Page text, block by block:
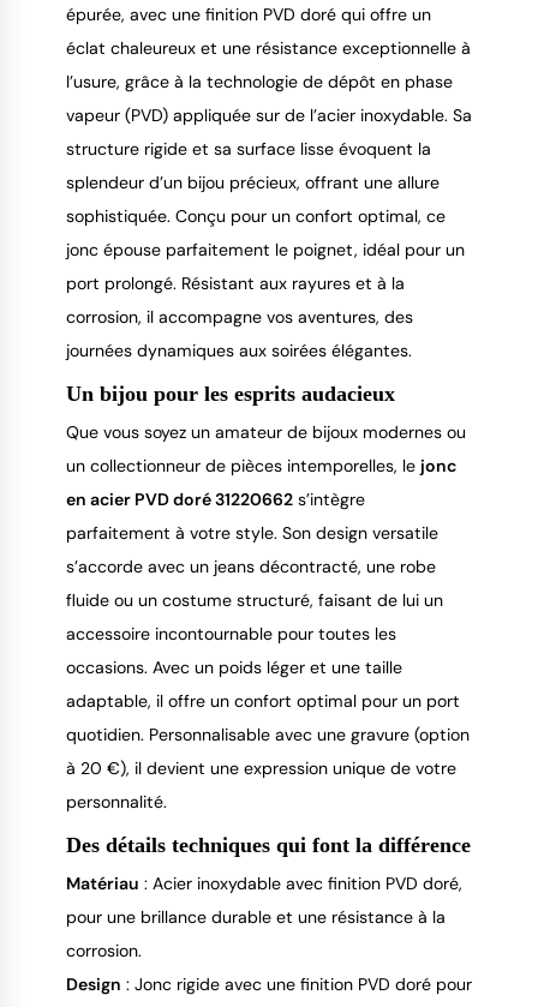
épurée, avec une finition PVD doré qui offre un
éclat chaleureux et une résistance exceptionnelle à
l’usure, grâce à la technologie de dépôt en phase
vapeur (PVD) appliquée sur de l’acier inoxydable. Sa
structure rigide et sa surface lisse évoquent la
splendeur d’un bijou précieux, offrant une allure
sophistiquée. Conçu pour un confort optimal, ce
jonc épouse parfaitement le poignet, idéal pour un
port prolongé. Résistant aux rayures et à la
corrosion, il accompagne vos aventures, des
journées dynamiques aux soirées élégantes.
Un bijou pour les esprits audacieux
Que vous soyez un amateur de bijoux modernes ou
un collectionneur de pièces intemporelles, le jonc
en acier PVD doré 31220662 s’intègre
parfaitement à votre style. Son design versatile
s’accorde avec un jeans décontracté, une robe
fluide ou un costume structuré, faisant de lui un
accessoire incontournable pour toutes les
occasions. Avec un poids léger et une taille
adaptable, il offre un confort optimal pour un port
quotidien. Personnalisable avec une gravure (option
à 20 €), il devient une expression unique de votre
personnalité.
Des détails techniques qui font la différence
Matériau : Acier inoxydable avec finition PVD doré,
pour une brillance durable et une résistance à la
corrosion.
Design : Jonc rigide avec une finition PVD doré pour